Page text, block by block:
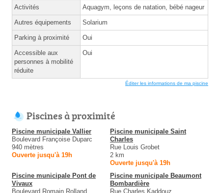
Activités Aquagym, leçons de natation, bébé nageur
Autres équipements Solarium
Parking à proximité Oui
Accessible aux
personnes à mobilité
réduite
Oui
Éditer les informations de ma piscine
Piscines à proximité
Piscine municipale Vallier
Boulevard Françoise Duparc
940 mètres
Ouverte jusqu'à 19h
Piscine municipale Saint
Charles
Rue Louis Grobet
2 km
Ouverte jusqu'à 19h
Piscine municipale Pont de
Vivaux
Boulevard Romain Rolland
Piscine municipale Beaumont
Bombardière
Rue Charles Kaddouz